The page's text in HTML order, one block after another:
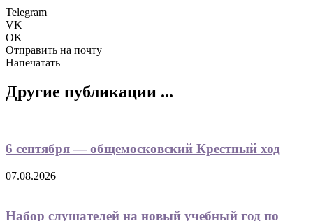
Telegram
VK
OK
Отправить на почту
Напечатать
Другие публикации ...
6 сентября — общемосковский Крестный ход
07.08.2026
Набор слушателей на новый учебный год по